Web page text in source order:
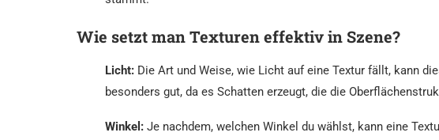
Wie setzt man Texturen effektiv in Szene?
Licht: Die Art und Weise, wie Licht auf eine Textur fällt, kann
besonders gut, da es Schatten erzeugt, die die
Winkel: Je nachdem, welchen Winkel du wählst, kann eine